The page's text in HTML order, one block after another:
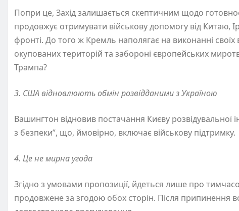
Попри це, Захід залишається скептичним щодо
продовжує отримувати військову допомогу від Китаю,
фронті. До того ж Кремль наполягає на виконанні
окупованих територій та забороні європейських
Трампа?
3. США відновлюють обмін розвідданими з Україною
Вашингтон відновив постачання Києву розвідувальної
з безпеки”, що, ймовірно, включає військову підтримку.
4. Це не мирна угода
Згідно з умовами пропозиції, йдеться лише про
продовжене за згодою обох сторін. Після